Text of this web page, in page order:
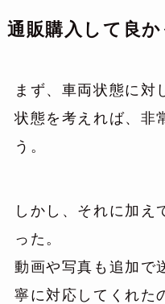
通販購入して良
まず、車両状態に対
状態を考えれば、非
う。
しかし、それに加え
った。
動画や写真も追加で
寧に対応してくれた